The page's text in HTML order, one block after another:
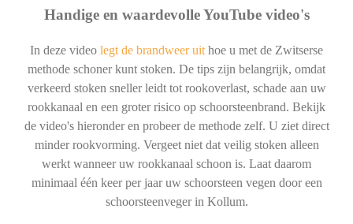
Handige en waardevolle YouTube video's
In deze video legt de brandweer uit hoe u met de Zwitserse
methode schoner kunt stoken. De tips zijn belangrijk, omdat
verkeerd stoken sneller leidt tot rookoverlast, schade aan uw
rookkanaal en een groter risico op schoorsteenbrand. Bekijk
de video's hieronder en probeer de methode zelf. U ziet direct
minder rookvorming. Vergeet niet dat veilig stoken alleen
werkt wanneer uw rookkanaal schoon is. Laat daarom
minimaal één keer per jaar uw schoorsteen vegen door een
schoorsteenveger in Kollum.